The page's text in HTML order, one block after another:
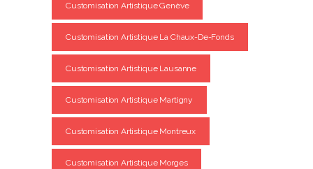
Customisation Artistique Genève
Customisation Artistique La Chaux-De-Fonds
Customisation Artistique Lausanne
Customisation Artistique Martigny
Customisation Artistique Montreux
Customisation Artistique Morges